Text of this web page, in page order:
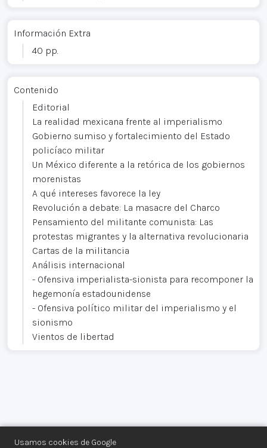
Usamos cookies de Google
Información Extra
40 pp.
Contenido
Editorial
La realidad mexicana frente al imperialismo
Gobierno sumiso y fortalecimiento del Estado
policíaco militar
Un México diferente a la retórica de los gobiernos
morenistas
A qué intereses favorece la ley
Revolución a debate: La masacre del Charco
Pensamiento del militante comunista: Las
protestas migrantes y la alternativa revolucionaria
Cartas de la militancia
Análisis internacional
- Ofensiva imperialista-sionista para recomponer la
hegemonía estadounidense
- Ofensiva político militar del imperialismo y el
sionismo
Vientos de libertad